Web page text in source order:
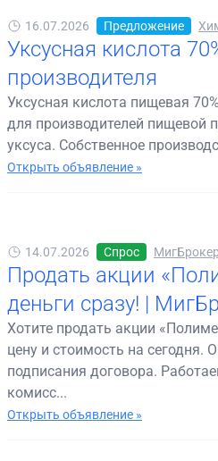
16.07.2026 Предложение
Уксусная кислота
производителя
Уксусная кислота пищевая
для производителей пищевой
уксуса. Собственное
Открыть объявление »
14.07.2026 Спрос МигБрокер
Продать акции
деньги сразу! |
Хотите продать акции
цену и стоимость на сегодня.
подписания договора.
комисс...
Открыть объявление »